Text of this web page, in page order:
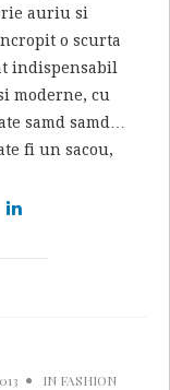
auriu si
o scurta
indispensabil
moderne, cu
samd samd…
fi un sacou,
IN FASHION